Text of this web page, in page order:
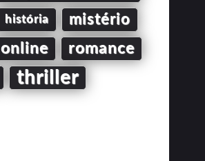
história mistério
online romance
thriller